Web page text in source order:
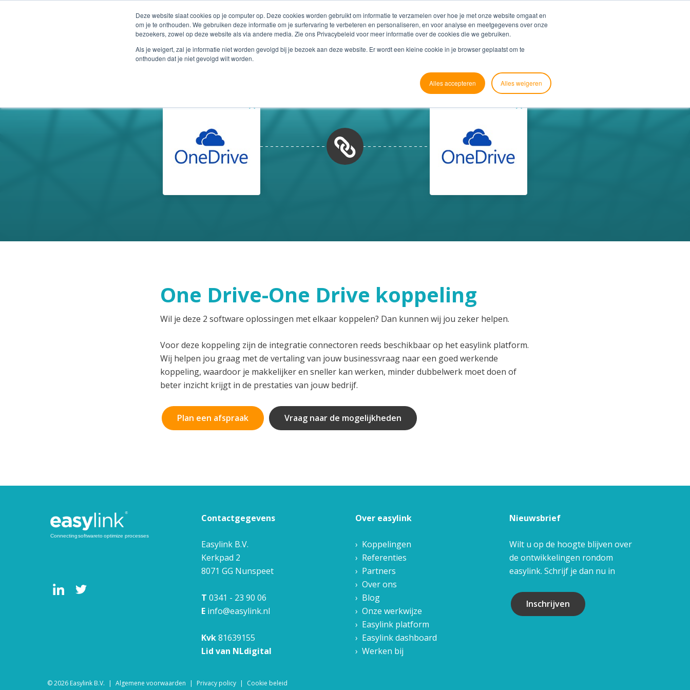
Deze website slaat cookies op je computer op. Deze cookies worden gebruikt om informatie te verzamelen over hoe je met onze website omgaat en
om je te onthouden. We gebruiken deze informatie om je surfervaring te verbeteren en personaliseren, en voor analyse en meetgegevens over onze
bezoekers, zowel op deze website als via andere media. Zie ons Privacybeleid voor meer informatie over de cookies die we gebruiken.
Als je weigert, zal je informatie niet worden gevolgd bij je bezoek aan deze website. Er wordt een kleine cookie in je browser geplaatst om te
onthouden dat je niet gevolgd wilt worden.
Alles accepteren Alles weigeren
Over ons
One Drive-One Drive koppeling
Wil je deze 2 software oplossingen met elkaar koppelen? Dan kunnen wij jou zeker helpen.
Voor deze koppeling zijn de integratie connectoren reeds beschikbaar op het easylink platform.
Wij helpen jou graag met de vertaling van jouw businessvraag naar een goed werkende
koppeling, waardoor je makkelijker en sneller kan werken, minder dubbelwerk moet doen of
beter inzicht krijgt in de prestaties van jouw bedrijf.
Plan een afspraak Vraag naar de mogelijkheden
Contactgegevens
Easylink B.V.
Kerkpad 2
8071 GG Nunspeet
T 0341 - 23 90 06
E info@easylink.nl
Kvk81639155
Lid van NLdigital
Over easylink
Koppelingen
Referenties
Partners
Over ons
Blog
Onze werkwijze
Easylink platform
Easylink dashboard
Werken bij
Nieuwsbrief
Wilt u op de hoogte blijven over
de ontwikkelingen rondom
easylink. Schrijf je dan nu in
Inschrijven
© 2026 Easylink B.V. Algemene voorwaarden Privacy policy Cookie beleid